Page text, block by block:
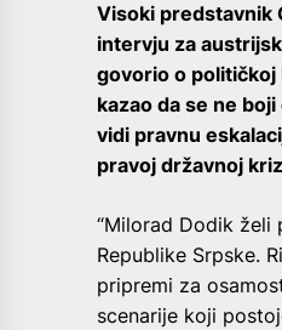
Visoki predstavnik
intervju za
govorio o političkoj
kazao da se ne
vidi pravnu
pravoj državnoj
“Milorad Dodik želi
Republike Srpske.
pripremi za
scenarije koji